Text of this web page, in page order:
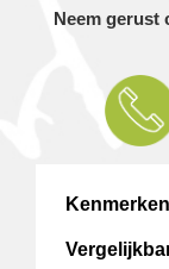
Neem gerust
Kenmerken